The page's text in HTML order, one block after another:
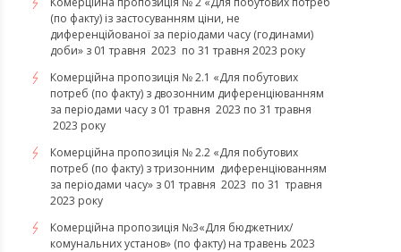
(по факту) із застосуванням ціни, не
диференційованої за періодами часу (годинами)
доби» з 01 травня 2023 по 31 травня 2023 року
Комерційна пропозиція № 2.1 «Для побутових
потреб (по факту) з двозонним диференціюванням
за періодами часу з 01 травня 2023 по 31 травня
2023 року
Комерційна пропозиція № 2.2 «Для побутових
потреб (по факту) з тризонним диференціюванням
за періодами часу» з 01 травня 2023 по 31 травня
2023 року
​​​​​​​Комерційна пропозиція №3«Для бюджетних/
комунальних установ» (по факту) на травень 2023